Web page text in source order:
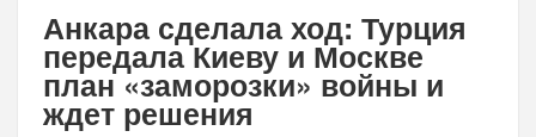
Анкара сделала ход: Турция
передала Киеву и Москве
план «заморозки» войны и
ждет решения